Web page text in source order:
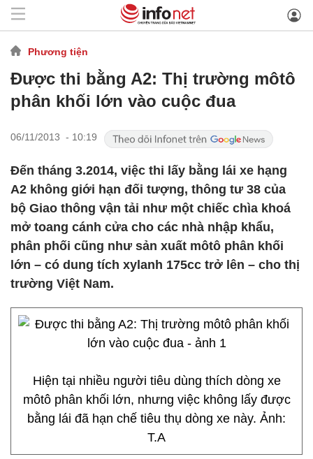
Phương tiện
Được thi bằng A2: Thị trường môtô
phân khối lớn vào cuộc đua
06/11/2013 - 10:19
Đến tháng 3.2014, việc thi lấy bằng lái xe hạng
A2 không giới hạn đối tượng, thông tư 38 của
bộ Giao thông vận tải như một chiếc chìa khoá
mở toang cánh cửa cho các nhà nhập khẩu,
phân phối cũng như sản xuất môtô phân khối
lớn – có dung tích xylanh 175cc trở lên – cho thị
trường Việt Nam.
Hiện tại nhiều người tiêu dùng thích dòng xe
môtô phân khối lớn, nhưng việc không lấy được
bằng lái đã hạn chế tiêu thụ dòng xe này. Ảnh:
T.A